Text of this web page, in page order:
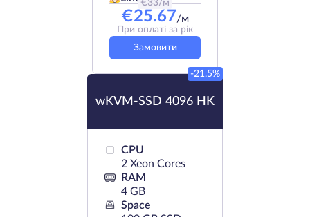
€33/м
€25.67/м
При оплаті за рік
Замовити
wKVM-SSD 4096 HK
-21.5%
CPU
2 Xeon Cores
RAM
4 GB
Space